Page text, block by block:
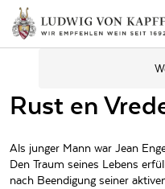
Rust en
Als junger Mann war Jean
Den Traum seines Lebens
nach Beendigung seiner